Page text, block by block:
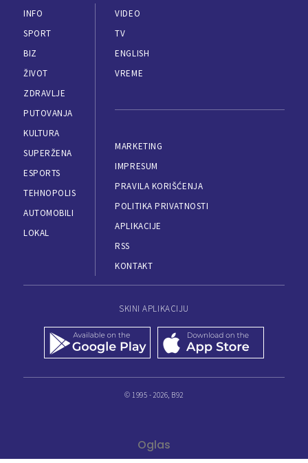
INFO
SPORT
BIZ
ŽIVOT
ZDRAVLJE
PUTOVANJA
KULTURA
SUPERŽENA
ESPORTS
TEHNOPOLIS
AUTOMOBILI
LOKAL
VIDEO
TV
ENGLISH
VREME
MARKETING
IMPRESUM
PRAVILA KORIŠĆENJA
POLITIKA PRIVATNOSTI
APLIKACIJE
RSS
KONTAKT
SKINI APLIKACIJU
© 1995 - 2026, B92